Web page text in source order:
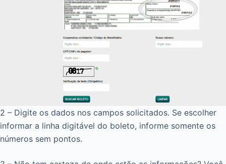
2 – Digite os dados nos campos solicitados. Se escolher
informar a linha digitável do boleto, informe somente os
números sem pontos.